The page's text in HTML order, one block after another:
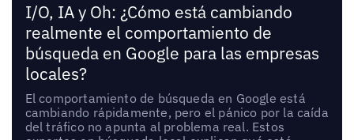
I/O, IA y Oh: ¿Cómo está cambiando
realmente el comportamiento de
búsqueda en Google para las empresas
locales?
El comportamiento de búsqueda en Google está
cambiando rápidamente, pero el pánico por la caída
del tráfico no apunta al problema real. Estos